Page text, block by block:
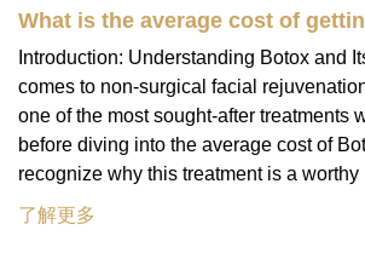
What is the average cost of
Introduction: Understanding Botox and
comes to non-surgical facial
one of the most sought-after treatments
before diving into the average cost of
recognize why this treatment is a worthy
了解更多